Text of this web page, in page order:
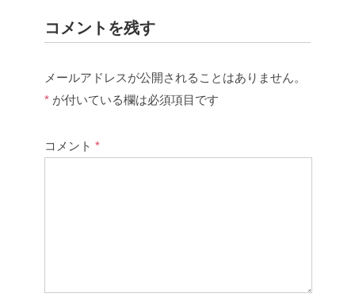
コメントを残す
メールアドレスが公開されることはありません。
* が付いている欄は必須項目です
コメント *